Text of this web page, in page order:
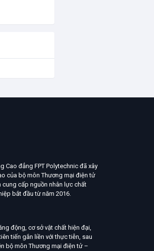
Cao đẳng FPT Polytechnic đã xây
của bộ môn Thương mại điện tử
cấp nguồn nhân lực chất
bắt đầu từ năm 2016.
động, cơ sở vật chất hiện đại,
tiến gắn liền với thực tiễn, sau
bộ môn Thương mại điện tử –